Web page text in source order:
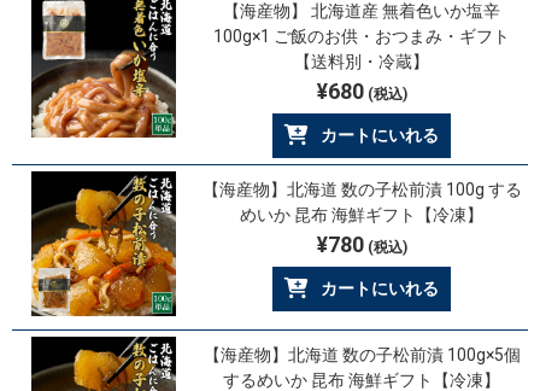
【海産物】 北海道産 無着色いか塩辛
100g×1 ご飯のお供・おつまみ・ギフト
【送料別・冷蔵】
¥680(税込)
カートにいれる
【海産物】北海道 数の子松前漬 100g する
めいか 昆布 海鮮ギフト【冷凍】
¥780(税込)
カートにいれる
【海産物】北海道 数の子松前漬 100g×5個
するめいか 昆布 海鮮ギフト【冷凍】